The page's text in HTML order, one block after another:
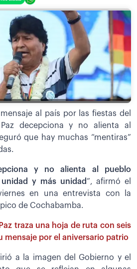
al país por las fiestas del
decepciona y no alienta al
que hay muchas “mentiras”
y no alienta al pueblo
y más unidad ”, afirmó el
en una entrevista con la
de Cochabamba.
traza una hoja de ruta con seis
mensaje por el aniversario patrio
a la imagen del Gobierno y el